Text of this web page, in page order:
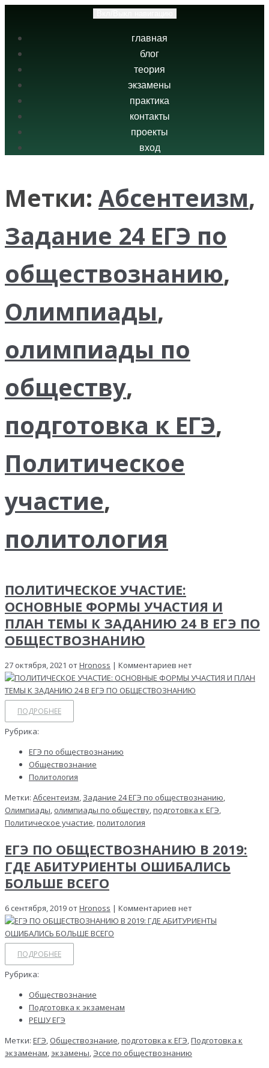
главная
блог
теория
экзамены
практика
контакты
проекты
вход
Метки: Абсентеизм,
Задание 24 ЕГЭ по
обществознанию,
Олимпиады,
олимпиады по
обществу,
подготовка к ЕГЭ,
Политическое
участие,
политология
ПОЛИТИЧЕСКОЕ УЧАСТИЕ:
ОСНОВНЫЕ ФОРМЫ УЧАСТИЯ И
ПЛАН ТЕМЫ К ЗАДАНИЮ 24 В ЕГЭ ПО
ОБЩЕСТВОЗНАНИЮ
27 октября, 2021 отHronoss | Комментариев нет
ПОДРОБНЕЕ
Рубрика:
ЕГЭ по обществознанию
Обществознание
Политология
Метки: Абсентеизм, Задание 24 ЕГЭ по обществознанию,
Олимпиады, олимпиады по обществу,подготовка к ЕГЭ,
Политическое участие,политология
ЕГЭ ПО ОБЩЕСТВОЗНАНИЮ В 2019:
ГДЕ АБИТУРИЕНТЫ ОШИБАЛИСЬ
БОЛЬШЕ ВСЕГО
6 сентября, 2019 отHronoss | Комментариев нет
ПОДРОБНЕЕ
Рубрика:
Обществознание
Подготовка к экзаменам
РЕШУ ЕГЭ
Метки: ЕГЭ, Обществознание,подготовка к ЕГЭ,Подготовка к
экзаменам, экзамены, Эссе по обществознанию